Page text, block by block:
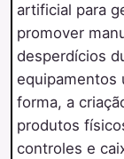
artificial para
promover
desperdícios
equipamentos
forma, a
produtos
controles e